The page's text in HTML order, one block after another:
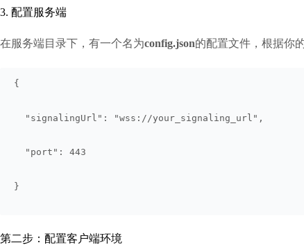
3. 配置服务端
在服务端目录下，有一个名为config.json的配置文件，根据你
{
  "signalingUrl": "wss://your_signaling_url",
  "port": 443
}
第二步：配置客户端环境